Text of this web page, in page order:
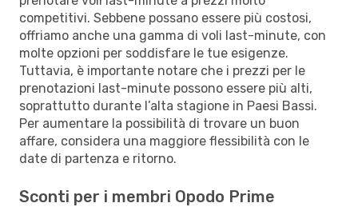
competitivi. Sebbene possano essere più costosi,
offriamo anche una gamma di voli last-minute, con
molte opzioni per soddisfare le tue esigenze.
Tuttavia, è importante notare che i prezzi per le
prenotazioni last-minute possono essere più alti,
soprattutto durante l’alta stagione in Paesi Bassi.
Per aumentare la possibilità di trovare un buon
affare, considera una maggiore flessibilità con le
date di partenza e ritorno.
Sconti per i membri Opodo Prime